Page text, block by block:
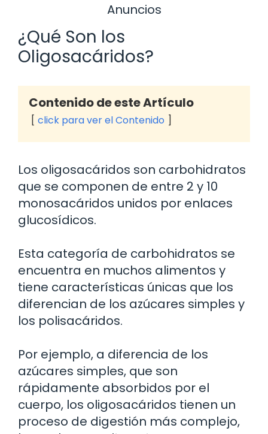
Anuncios
¿Qué Son los
Oligosacáridos?
Contenido de este Artículo
click para ver el Contenido
Los oligosacáridos son carbohidratos
que se componen de entre 2 y 10
monosacáridos unidos por enlaces
glucosídicos.
Esta categoría de carbohidratos se
encuentra en muchos alimentos y
tiene características únicas que los
diferencian de los azúcares simples y
los polisacáridos.
Por ejemplo, a diferencia de los
azúcares simples, que son
rápidamente absorbidos por el
cuerpo, los oligosacáridos tienen un
proceso de digestión más complejo,